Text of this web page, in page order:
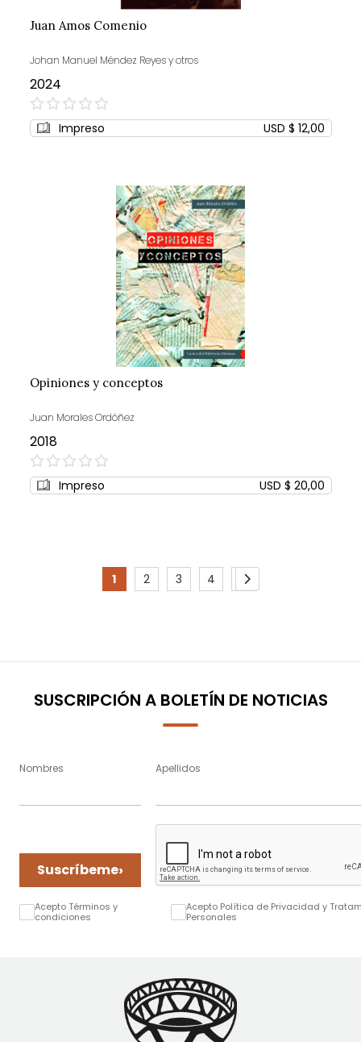
Juan Amos Comenio
Johan Manuel Méndez Reyes y otros
2024
0%
Impreso USD $ 12,00
Opiniones y conceptos
Juan Morales Ordóñez
2018
0%
Impreso USD $ 20,00
Page
You're
page
1
Page
2
Page
3
Page
4
Page
5
Page
Siguiente
SUSCRIPCIÓN A BOLETÍN DE NOTICIAS
Nombres Apellidos
Suscríbeme›
Acepto Términos y
condiciones
Acepto Política de Privacidad y
Personales